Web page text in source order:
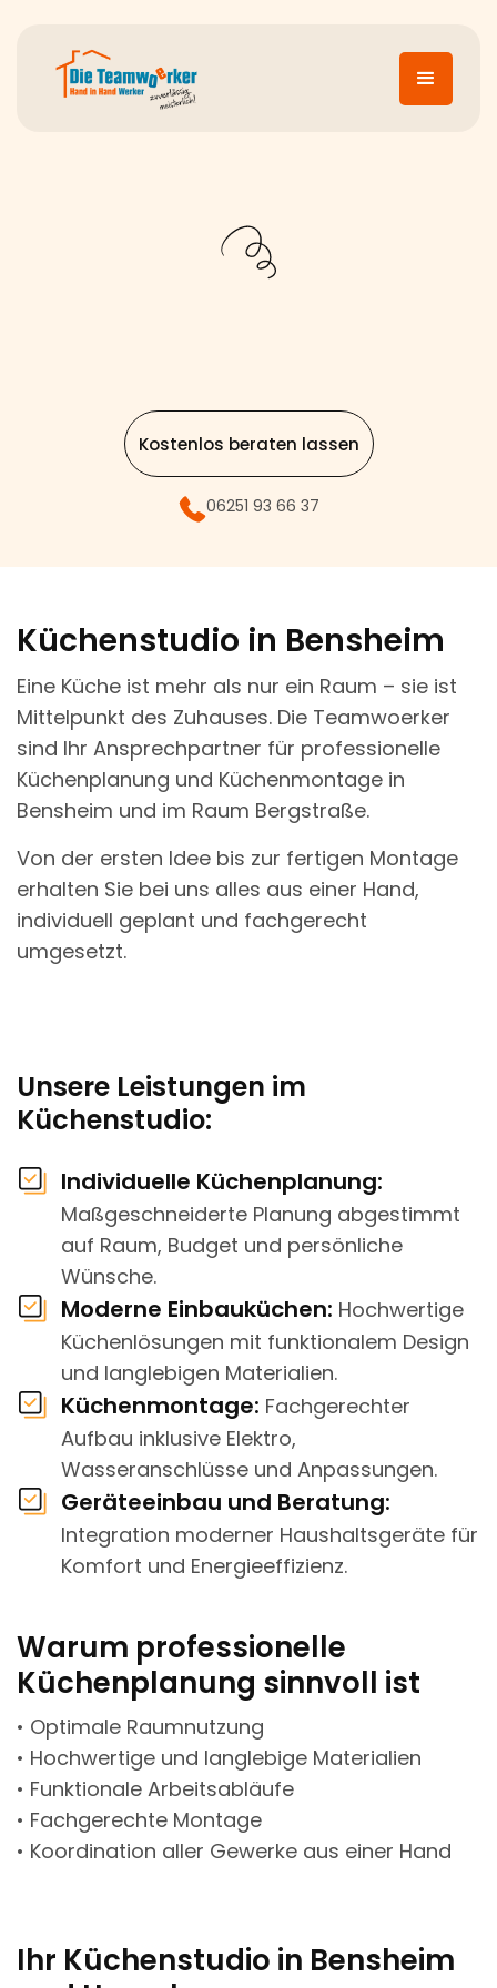
Kostenlos beraten lassen
06251 93 66 37
Küchenstudio in Bensheim
Eine Küche ist mehr als nur ein Raum – sie ist
Mittelpunkt des Zuhauses. Die Teamwoerker
sind Ihr Ansprechpartner für professionelle
Küchenplanung und Küchenmontage in
Bensheim und im Raum Bergstraße.
Von der ersten Idee bis zur fertigen Montage
erhalten Sie bei uns alles aus einer Hand,
individuell geplant und fachgerecht
umgesetzt.
Unsere Leistungen im
Küchenstudio:
Individuelle Küchenplanung:
Maßgeschneiderte Planung abgestimmt
auf Raum, Budget und persönliche
Wünsche.
Moderne Einbauküchen: Hochwertige
Küchenlösungen mit funktionalem Design
und langlebigen Materialien.
Küchenmontage: Fachgerechter
Aufbau inklusive Elektro,
Wasseranschlüsse und Anpassungen.
Geräteeinbau und Beratung:
Integration moderner Haushaltsgeräte für
Komfort und Energieeffizienz.
Warum professionelle
Küchenplanung sinnvoll ist
• Optimale Raumnutzung
• Hochwertige und langlebige Materialien
• Funktionale Arbeitsabläufe
• Fachgerechte Montage
• Koordination aller Gewerke aus einer Hand
Ihr Küchenstudio in Bensheim